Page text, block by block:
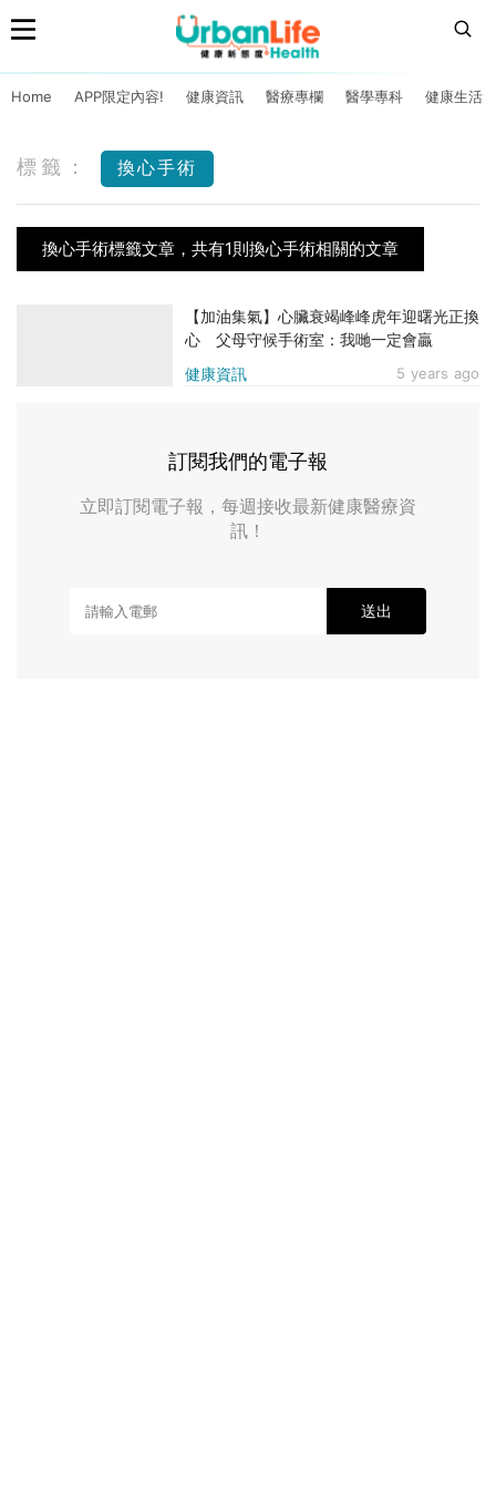
Home APP限定內容! 健康資訊 醫療專欄 醫學專科 健康生活
標籤： 換心手術
換心手術標籤文章，共有1則換心手術相關的文章
健康資訊 5 years ago
【加油集氣】心臟衰竭峰峰虎年迎曙光正換
心 父母守候手術室：我哋一定會贏
訂閱我們的電子報
立即訂閱電子報，每週接收最新健康醫療資
訊！
送出